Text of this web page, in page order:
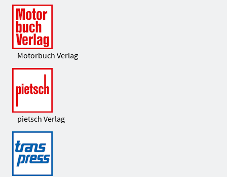
Motorbuch Verlag
pietsch Verlag